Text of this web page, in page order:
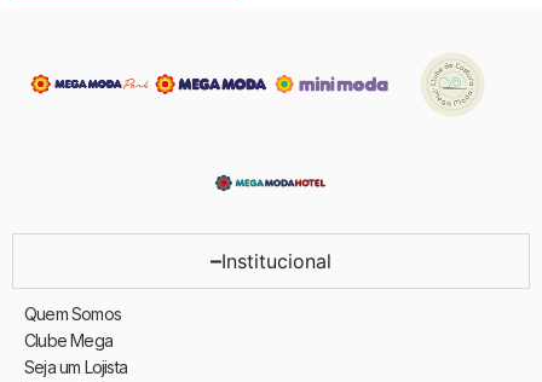
Institucional
Quem Somos
Clube Mega
Seja um Lojista